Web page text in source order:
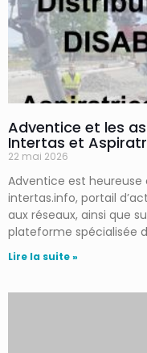
Adventice et les
Intertas et
22 mai 2026
Adventice est heureuse
intertas.info, portail
aux réseaux, ainsi que
plateforme spécialisée
Lire la suite »